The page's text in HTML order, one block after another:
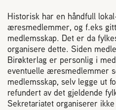
Historisk har en håndfull
æresmedlemmer, og f.eks
medlemsskap. Det er da
organisere dette. Siden
Birøkterlag er personlig i
eventuelle æresmedlemmer
medlemsskap, selv legge ut
refundert av det gjeldende
Sekretariatet organiserer